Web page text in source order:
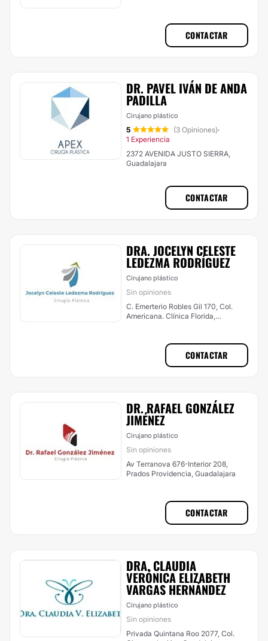
CONTACTAR
DR. PAVEL IVÁN DE ANDA
PADILLA
Cirujano plástico
5 (3 Opiniones)·
1 Experiencia
2372 AVENIDA JUSTO SIERRA,
Guadalajara
CONTACTAR
DRA. JOCELYN CELESTE
LEDEZMA RODRÍGUEZ
Cirujano plástico
Sin opiniones
C. Emerterio Robles Gil 170, Col.
Americana. Clínica Florida,
CONTACTAR
DR. RAFAEL GONZÁLEZ
JIMÉNEZ
Cirujano plástico
Sin opiniones
Av Terranova 676-Interior 208,
Prados Providencia, Guadalajara
CONTACTAR
DRA. CLAUDIA
VERÓNICA ELIZABETH
VARGAS HERNÁNDEZ
Cirujano plástico
Sin opiniones
Privada Quintana Roo 2077, Col.